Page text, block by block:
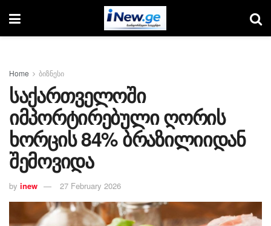
Home ბიზნესი
საქართველოში
იმპორტირებული ღორის
ხორცის 84% ბრაზილიიდან
შემოვიდა
by inew 27 February 2026